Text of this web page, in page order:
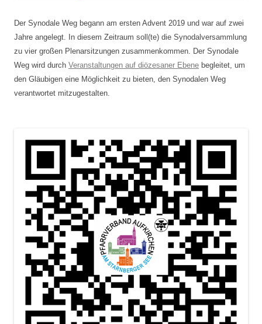
Der Synodale Weg begann am ersten Advent 2019 und war auf zwei
Jahre angelegt. In diesem Zeitraum soll(te) die Synodalversammlung
zu vier großen Plenarsitzungen zusammenkommen. Der Synodale
Weg wird durch Veranstaltungen auf diözesaner Ebene begleitet, um
den Gläubigen eine Möglichkeit zu bieten, den Synodalen Weg
verantwortet mitzugestalten.